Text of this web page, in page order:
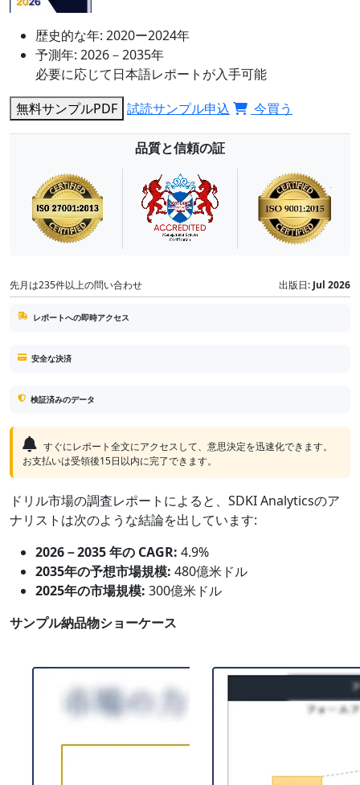
歴史的な年: 2020ー2024年
予測年: 2026－2035年
必要に応じて日本語レポートが入手可能
無料サンプルPDF 試読サンプル申込 今買う
品質と信頼の証
先月は235件以上の問い合わせ 出版日: Jul 2026
レポートへの即時アクセス
安全な決済
検証済みのデータ
すぐにレポート全文にアクセスして、意思決定を迅速化できます。
お支払いは受領後15日以内に完了できます。
ドリル市場の調査レポートによると、SDKI Analyticsのア
ナリストは次のような結論を出しています:
2026－2035 年の CAGR: 4.9%
2035年の予想市場規模: 480億米ドル
2025年の市場規模: 300億米ドル
サンプル納品物ショーケース